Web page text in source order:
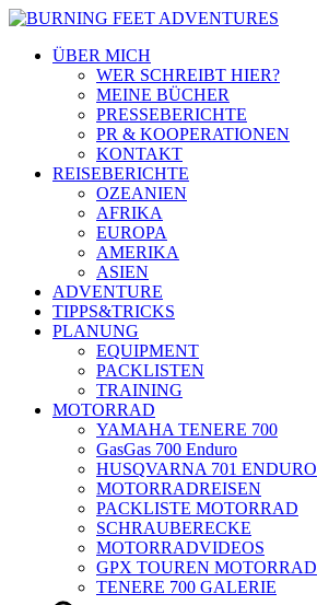
ÜBER MICH
WER SCHREIBT HIER?
MEINE BÜCHER
PRESSEBERICHTE
PR & KOOPERATIONEN
KONTAKT
REISEBERICHTE
OZEANIEN
AFRIKA
EUROPA
AMERIKA
ASIEN
ADVENTURE
TIPPS&TRICKS
PLANUNG
EQUIPMENT
PACKLISTEN
TRAINING
MOTORRAD
YAMAHA TENERE 700
GasGas 700 Enduro
HUSQVARNA 701 ENDURO
MOTORRADREISEN
PACKLISTE MOTORRAD
SCHRAUBERECKE
MOTORRADVIDEOS
GPX TOUREN MOTORRAD
TENERE 700 GALERIE